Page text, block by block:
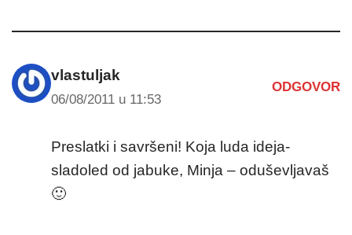
vlastuljak
06/08/2011 u 11:53
ODGOVOR
Preslatki i savršeni! Koja luda ideja-
sladoled od jabuke, Minja – oduševljavaš
🙂